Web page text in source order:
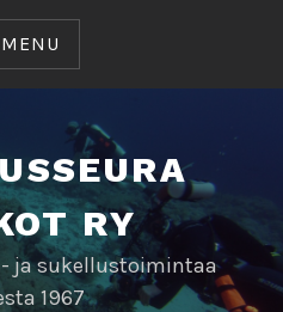
MENU
RY
ja sukellustoimintaa
1967